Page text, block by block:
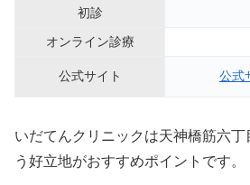
初診
オンライン診療
公式サイト 公式
いだてんクリニックは天神橋筋六
う好立地がおすすめポイントです。